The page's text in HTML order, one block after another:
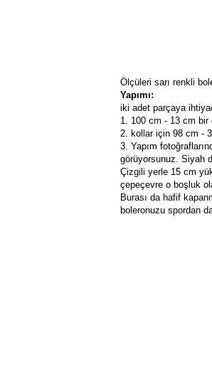
Ölçüleri sarı renkli
Yapımı:
iki adet parçaya
1. 100 cm - 13 cm bir
2. kollar için 98 cm -
3. Yapım
görüyorsunuz. Siyah
Çizgili yerle 15 cm
çepeçevre o boşluk
Burası da hafif
boleronuzu spordan